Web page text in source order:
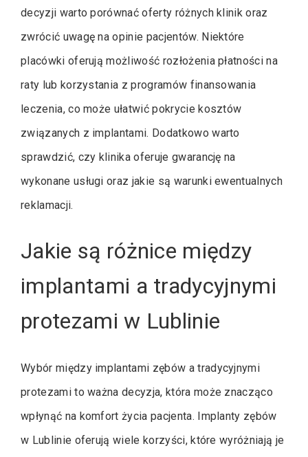
decyzji warto porównać oferty różnych klinik oraz
zwrócić uwagę na opinie pacjentów. Niektóre
placówki oferują możliwość rozłożenia płatności na
raty lub korzystania z programów finansowania
leczenia, co może ułatwić pokrycie kosztów
związanych z implantami. Dodatkowo warto
sprawdzić, czy klinika oferuje gwarancję na
wykonane usługi oraz jakie są warunki ewentualnych
reklamacji.
Jakie są różnice między
implantami a tradycyjnymi
protezami w Lublinie
Wybór między implantami zębów a tradycyjnymi
protezami to ważna decyzja, która może znacząco
wpłynąć na komfort życia pacjenta. Implanty zębów
w Lublinie oferują wiele korzyści, które wyróżniają je